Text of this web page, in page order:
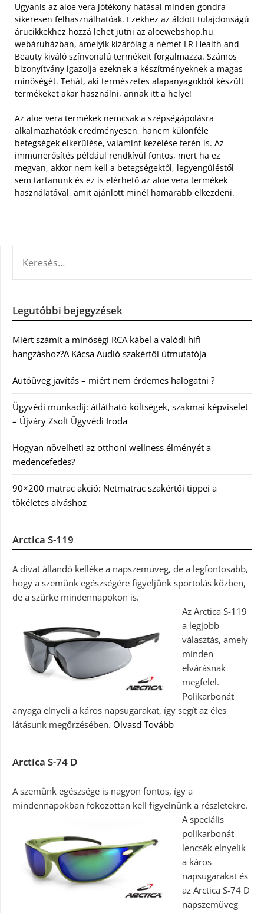
Ugyanis az aloe vera jótékony hatásai minden gondra
sikeresen felhasználhatóak. Ezekhez az áldott tulajdonságú
árucikkekhez hozzá lehet jutni az aloewebshop.hu
webáruházban, amelyik kizárólag a német LR Health and
Beauty kiváló színvonalú termékeit forgalmazza. Számos
bizonyítvány igazolja ezeknek a készítményeknek a magas
minőségét. Tehát, aki természetes alapanyagokból készült
termékeket akar használni, annak itt a helye!
Az aloe vera termékek nemcsak a szépségápolásra
alkalmazhatóak eredményesen, hanem különféle
betegségek elkerülése, valamint kezelése terén is. Az
immunerősítés például rendkívül fontos, mert ha ez
megvan, akkor nem kell a betegségektől, legyengüléstől
sem tartanunk és ez is elérhető az aloe vera termékek
használatával, amit ajánlott minél hamarabb elkezdeni.
Legutóbbi bejegyzések
Miért számít a minőségi RCA kábel a valódi hifi
hangzáshoz?A Kácsa Audió szakértői útmutatója
Autóüveg javítás – miért nem érdemes halogatni ?
Ügyvédi munkadíj: átlátható költségek, szakmai képviselet
– Újváry Zsolt Ügyvédi Iroda
Hogyan növelheti az otthoni wellness élményét a
medencefedés?
90×200 matrac akció: Netmatrac szakértői tippei a
tökéletes alváshoz
Arctica S-119
A divat állandó kelléke a napszemüveg, de a legfontosabb,
hogy a szemünk egészségére figyeljünk sportolás közben,
de a szürke mindennapokon is.
Az Arctica S-119
a legjobb
választás, amely
minden
elvárásnak
megfelel.
Polikarbonát
anyaga elnyeli a káros napsugarakat, így segít az éles
látásunk megőrzésében. Olvasd Tovább
Arctica S-74 D
A szemünk egészsége is nagyon fontos, így a
mindennapokban fokozottan kell figyelnünk a részletekre.
A speciális
polikarbonát
lencsék elnyelik
a káros
napsugarakat és
az Arctica S-74 D
napszemüveg